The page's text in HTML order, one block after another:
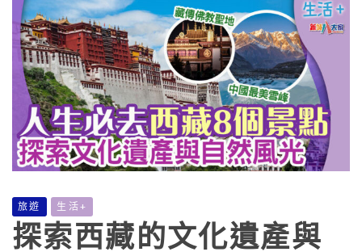
旅遊 生活+
探索西藏的文化遺產與